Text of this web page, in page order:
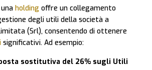
holdingoffre un collegamento
degli utili della società a
(Srl), consentendo di ottenere
significativi. Ad esempio:
sostitutiva del 26% sugli Utili